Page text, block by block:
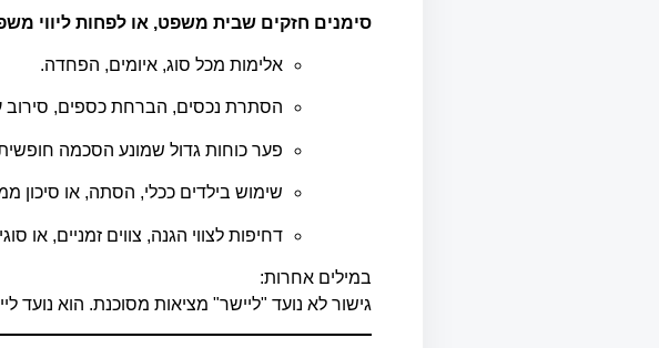
סימנים חזקים שבית משפט, או לפחות ליווי
אלימות מכל סוג, איומים, הפחדה.
הסתרת נכסים, הברחת כספים, סירוב
פער כוחות גדול שמונע הסכמה
שימוש בילדים ככלי, הסתה, או סיכון
דחיפות לצווי הגנה, צווים זמניים, או
במילים אחרות:
גישור לא נועד "ליישר" מציאות מסוכנת. הוא